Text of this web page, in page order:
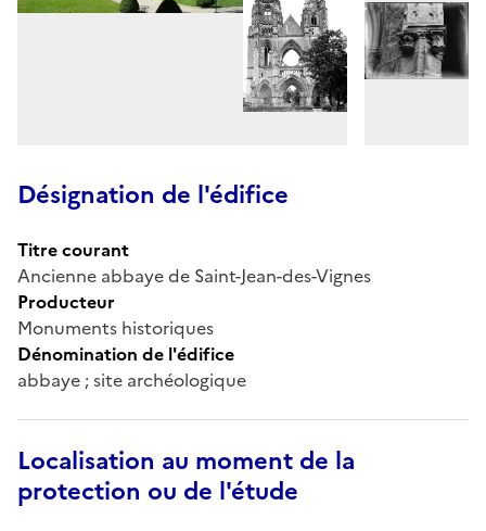
Désignation de l'édifice
Titre courant
Ancienne abbaye de Saint-Jean-des-Vignes
Producteur
Monuments historiques
Dénomination de l'édifice
abbaye ; site archéologique
Localisation au moment de la
protection ou de l'étude